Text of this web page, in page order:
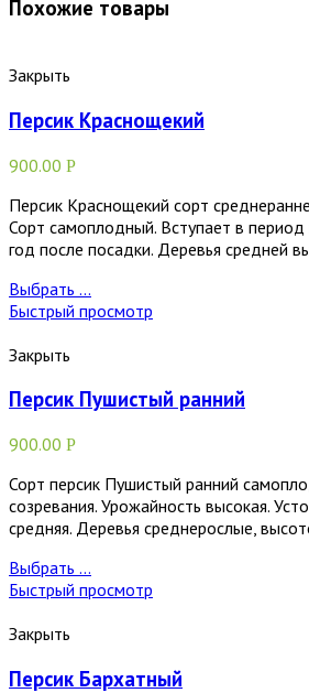
Похожие товары
Закрыть
Персик Краснощекий
900.00 Р
Персик Краснощекий сорт
Сорт самоплодный. Вступает в
год после посадки. Деревья средней
Выбрать ...
Быстрый просмотр
Закрыть
Персик Пушистый ранний
900.00 Р
Сорт персик Пушистый ранний
созревания. Урожайность высокая.
средняя. Деревья среднерослые,
Выбрать ...
Быстрый просмотр
Закрыть
Персик Бархатный